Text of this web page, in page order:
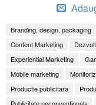
Branding, design, packaging
Content Marketing
Experiential Marketing
Mobile marketing
Productie publicitara
Publicitate neconventionala